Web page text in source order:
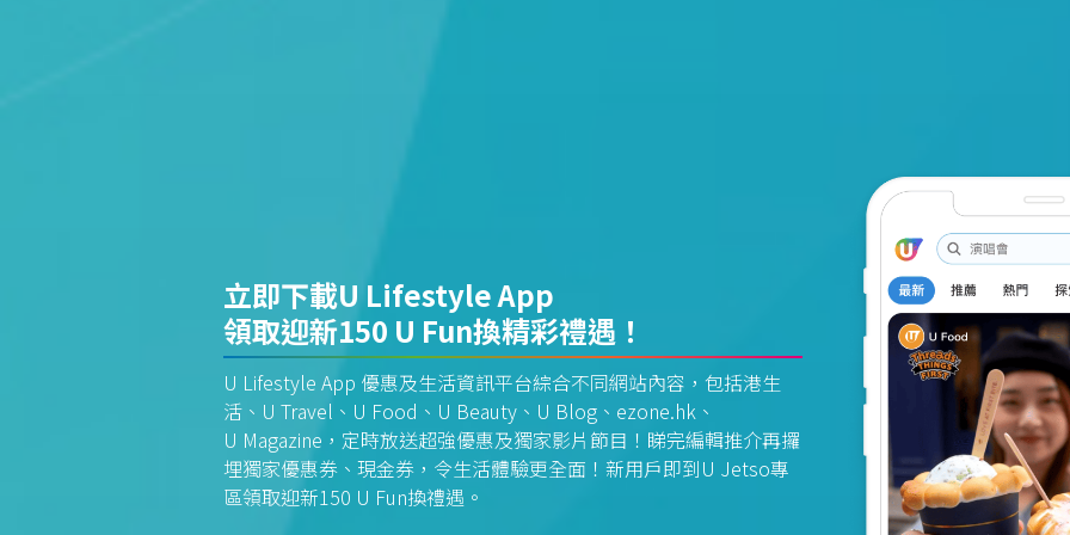
立即下載U Lifestyle App
領取迎新150 U Fun換精彩禮遇！
U Lifestyle App 優惠及生活資訊平台綜合不同網站內容，包括港生
活、U Travel、U Food、U Beauty、U Blog、ezone.hk、
U Magazine，定時放送超強優惠及獨家影片節目！睇完編輯推介再攞
埋獨家優惠券、現金券，令生活體驗更全面！新用戶即到U Jetso專
區領取迎新150 U Fun換禮遇。